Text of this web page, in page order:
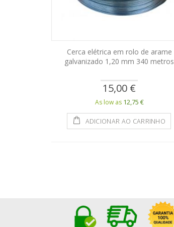
Cerca elétrica em rolo de arame
galvanizado 1,20 mm 340 metros
15,00 €
As low as 12,75 €
ADICIONAR AO CARRINHO